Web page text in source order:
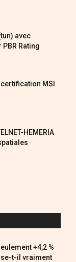
avec
Rating
MSI
HEMERIA
+4,2 %
t-il vraiment